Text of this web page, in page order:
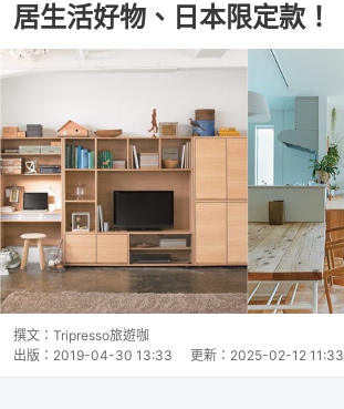
居生活好物、日本限定款！
撰文： Tripresso旅遊咖
出版： 2019-04-30 13:33 更新： 2025-02-12 11:33